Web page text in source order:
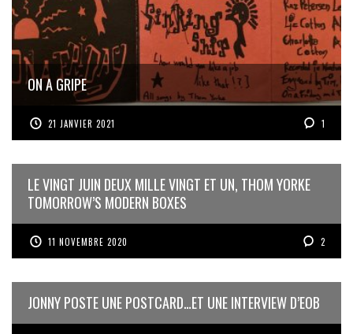
ON A GRIPE
21 JANVIER 2021 1
LE VINGT JUIN DEUX MILLE VINGT ET UN, THOM YORKE
TOMORROW’S MODERN BOXES
11 NOVEMBRE 2020 2
JONNY POSTE UNE POSTCARD…ET UNE INTERVIEW D’EOB